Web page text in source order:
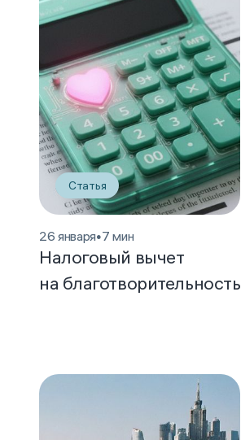
Статья
26 января•7 мин
Налоговый вычет
на благотворительность